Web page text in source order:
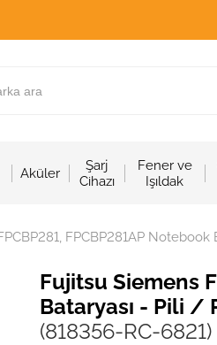
Aküler
Şarj
Cihazı
Fener ve
Işıldak
FPCBP281AP Notebook
Fujitsu Siemens
Bataryası - Pili /
(818356-RC-6821)